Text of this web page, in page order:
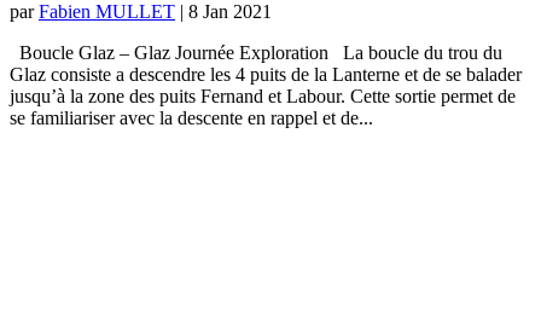
parFabien MULLET | 8 Jan 2021
Boucle Glaz – Glaz Journée Exploration La boucle du trou du
Glaz consiste a descendre les 4 puits de la Lanterne et de se balader
jusqu’à la zone des puits Fernand et Labour. Cette sortie permet de
se familiariser avec la descente en rappel et de...